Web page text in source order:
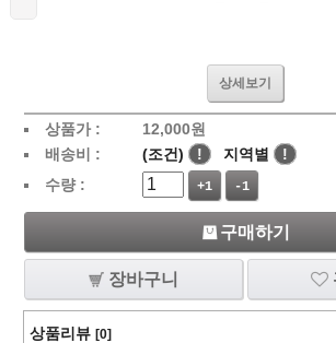
상세보기
상품가 : 12,000원
배송비 :
(조건) ! 지역별
!
수량 :
+1 -1
구매하기
장바구니
상품리뷰 [0]